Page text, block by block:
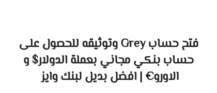
فتح حساب Grey وتوثيقه للحصول على
حساب بنكي مجاني بعملة الدولار$ و
الاورو€ | افضل بديل لبنك وايز